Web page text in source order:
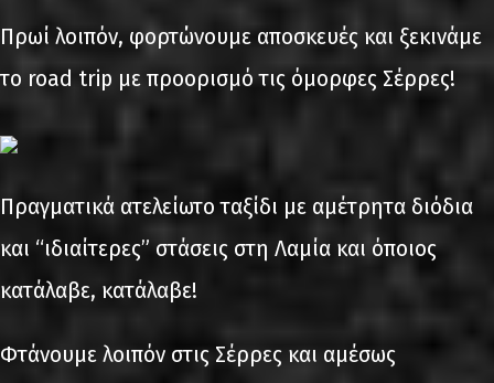
Πρωί λοιπόν, φορτώνουμε αποσκευές και ξεκινάμε
το road trip με προορισμό τις όμορφες Σέρρες!
Πραγματικά ατελείωτο ταξίδι με αμέτρητα διόδια
και “ιδιαίτερες” στάσεις στη Λαμία και όποιος
κατάλαβε, κατάλαβε!
Φτάνουμε λοιπόν στις Σέρρες και αμέσως